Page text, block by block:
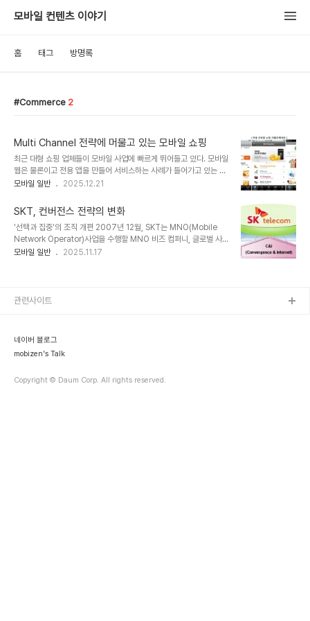
모바일 컨텐츠 이야기
홈 태그 방명록
Commerce 2
Multi Channel 전략에 머물고 있는 모바일 쇼핑
최근 대형 쇼핑 업체들이 모바일 사업에 빠르게 뛰어들고 있다. 모바일
웹은 물론이고 전용 앱을 만들어 서비스하는 사례가 들어가고 있는 것
이다. 다양한 상품들을 언제 어디서나 접할 수 있다는 것에서 사용자들
과 모바일 구매는 다른 이야기'에서 이야기 했던 것처럼 소비자들의 방
문과 어플리케이션 다운로드수가 매출로 연결되지는 못하고 있다. 서
비스를 담당하는 사업자 입장에서야 ROI가 맞지 않으니 답답하겠지만
이는 너무도 당연한 결과이다. 모든 모바일 서비스가 그러하듯 그들도
시간이 필요하고 모바일 산업에 대한 깊은 이해를 한 후에야 제대로 된
모바일 일반 2025.12.21
SKT, 컨버전스 전략의 변화
'선택과 집중'의 조직 개편 2007년 12월, SKT는 MNO(Mobile
Network Operator)사업을 수행할 MNO 비즈 컴퍼니, 글로벌 사
업을 총괄할 글로벌 비즈 컴퍼니, 컨버전스 및 인터넷 사업을 총괄하는
CMS(Corporate Management Support Company) 컴퍼니
모바일 일반 2025.11.17
네이버 블로그
mobizen's Talk
Copyright © Daum Corp. All rights reserved.
관련사이트